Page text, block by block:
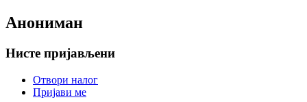
Анониман
Нисте пријављени
Отвори налог
Пријави ме